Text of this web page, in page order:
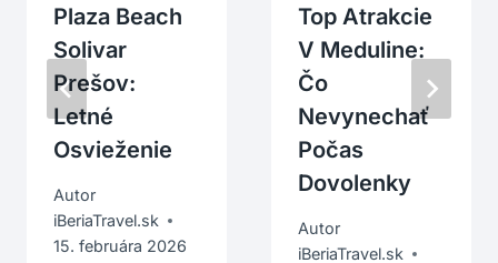
Plaza Beach
Solivar
Prešov:
Letné
Osvieženie
Autor
iBeriaTravel.sk
15. februára 2026
Top Atrakcie
V Meduline:
Čo
Nevynechať
Počas
Dovolenky
Autor
iBeriaTravel.sk